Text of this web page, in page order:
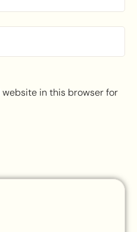
website in this browser for